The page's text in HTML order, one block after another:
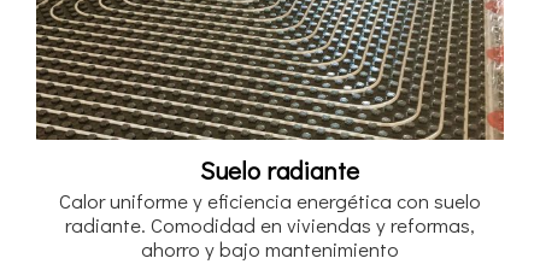
Suelo radiante
Calor uniforme y eficiencia energética con suelo
radiante. Comodidad en viviendas y reformas,
ahorro y bajo mantenimiento